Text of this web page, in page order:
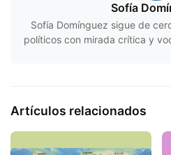
Sofía
Sofía Domínguez sigue de
políticos con mirada crítica y
Artículos relacionados